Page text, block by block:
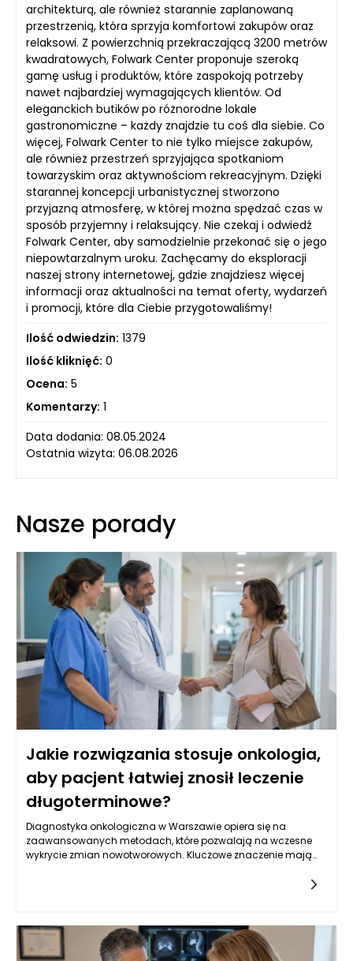
architekturą, ale również starannie zaplanowaną
przestrzenią, która sprzyja komfortowi zakupów oraz
relaksowi. Z powierzchnią przekraczającą 3200 metrów
kwadratowych, Folwark Center proponuje szeroką
gamę usług i produktów, które zaspokoją potrzeby
nawet najbardziej wymagających klientów. Od
eleganckich butików po różnorodne lokale
gastronomiczne – każdy znajdzie tu coś dla siebie. Co
więcej, Folwark Center to nie tylko miejsce zakupów,
ale również przestrzeń sprzyjająca spotkaniom
towarzyskim oraz aktywnościom rekreacyjnym. Dzięki
starannej koncepcji urbanistycznej stworzono
przyjazną atmosferę, w której można spędzać czas w
sposób przyjemny i relaksujący. Nie czekaj i odwiedź
Folwark Center, aby samodzielnie przekonać się o jego
niepowtarzalnym uroku. Zachęcamy do eksploracji
naszej strony internetowej, gdzie znajdziesz więcej
informacji oraz aktualności na temat oferty, wydarzeń
i promocji, które dla Ciebie przygotowaliśmy!
Ilość odwiedzin: 1379
Ilość kliknięć: 0
Ocena: 5
Komentarzy: 1
Data dodania: 08.05.2024
Ostatnia wizyta: 06.08.2026
Nasze porady
Jakie rozwiązania stosuje onkologia,
aby pacjent łatwiej znosił leczenie
długoterminowe?
Diagnostyka onkologiczna w Warszawie opiera się na
zaawansowanych metodach, które pozwalają na wczesne
wykrycie zmian nowotworowych. Kluczowe znaczenie mają
tym oznaczenia markerów nowotworowych w krwi, które mogą
wskazywać na obecność choroby. W Warszawie, dzięki
postępowi w dziedzinie genetyki, coraz częściej stosuje się